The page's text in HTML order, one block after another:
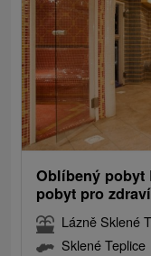
Oblíbený pobyt
pobyt pro
Lázně Sklené
Sklené Teplice